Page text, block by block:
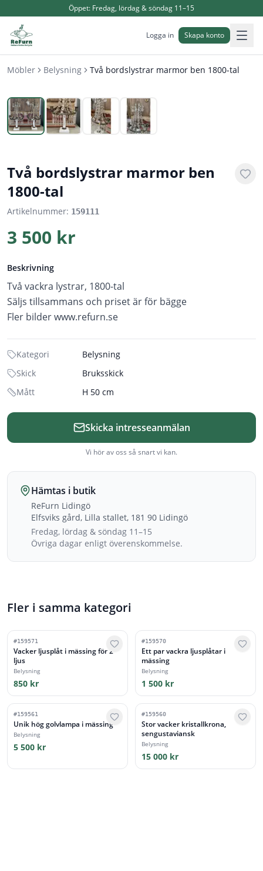
Öppet: Fredag, lördag & söndag 11–15
Logga in Skapa konto
Möbler Belysning Två bordslystrar marmor ben 1800-tal
1/
Två bordslystrar marmor ben
1800-tal
Artikelnummer: 159111
3 500 kr
Beskrivning
Två vackra lystrar, 1800-tal
Säljs tillsammans och priset är för bägge
Fler bilder www.refurn.se
Kategori
Belysning
Skick
Bruksskick
Mått
H 50 cm
Skicka intresseanmälan
Vi hör av oss så snart vi kan.
Hämtas i butik
ReFurn Lidingö
Elfsviks gård, Lilla stallet, 181 90 Lidingö
Fredag, lördag & söndag 11–15
Övriga dagar enligt överenskommelse.
Fler i samma kategori
#159571
Vacker ljusplåt i mässing för 2
ljus
Belysning
850 kr
#159570
Ett par vackra ljusplåtar i
mässing
Belysning
1 500 kr
#159561
Unik hög golvlampa i mässing
Belysning
5 500 kr
#159560
Stor vacker kristallkrona,
sengustaviansk
Belysning
15 000 kr